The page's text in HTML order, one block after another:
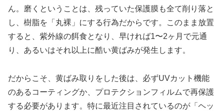
ん。磨くということは、残っていた保護膜も全て削り落と
し、樹脂を「丸裸」にする行為だからです。このまま放置
すると、紫外線の餌食となり、早ければ1〜2ヶ月で元通
り、あるいはそれ以上に酷い黄ばみが発生します。
だからこそ、黄ばみ取りをした後は、必ずUVカット機能
のあるコーティングか、プロテクションフィルムで再保護
する必要があります。特に最近注目されているのが「ヘッ